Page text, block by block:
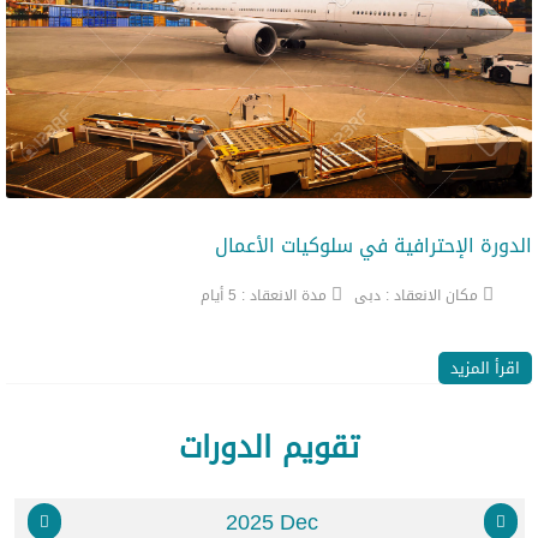
الدورة الإحترافية في سلوكيات الأعمال
مكان الانعقاد : دبى مدة الانعقاد : 5 أيام
اقرأ المزيد
تقويم الدورات
2025 Dec